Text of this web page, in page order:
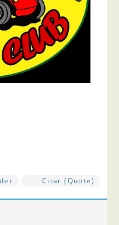
Citar (Quote)